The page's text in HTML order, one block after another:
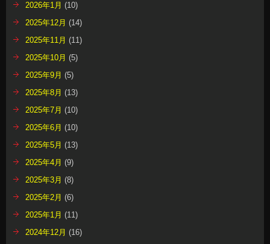
2026年1月 (10)
2025年12月 (14)
2025年11月 (11)
2025年10月 (5)
2025年9月 (5)
2025年8月 (13)
2025年7月 (10)
2025年6月 (10)
2025年5月 (13)
2025年4月 (9)
2025年3月 (8)
2025年2月 (6)
2025年1月 (11)
2024年12月 (16)